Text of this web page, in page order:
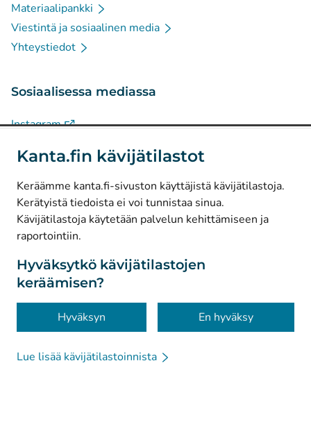
Kanta.fin kävijätilastot
Keräämme kanta.fi-sivuston käyttäjistä kävijätilastoja.
Kerätyistä tiedoista ei voi tunnistaa sinua.
Kävijätilastoja käytetään palvelun kehittämiseen ja
raportointiin.
Hyväksytkö kävijätilastojen
keräämisen?
Hyväksyn En hyväksy
Lue lisää kävijätilastoinnista
Materiaalipankki
Viestintä ja sosiaalinen media
Yhteystiedot
Sosiaalisessa mediassa
Instagram(Avautuu uuteen välilehteen)
Facebook(Avautuu uuteen välilehteen)
© Kanta-Palvelut, Kansaneläkelaitos
Tietosuoja
Tietoa sivustosta
Saavutettavuus
Evästeet